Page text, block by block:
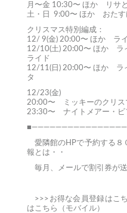
月〜金 10:30〜 ほか リサ
土・日 9:00〜 ほか おたす
クリスマス特別編成：
12/ 9(金) 20:00〜 ほか ラ
12/10(土) 20:00〜 ほか ラ
ライド
12/11(日) 20:00〜 ほか ラ
タ
12/23(金)
20:00〜 ミッキーのクリス
23:30〜 ナイトメアー・ビ
愛隣館のHPで予約する８
報とは・・
毎月、メールで割引券が
>>>お得な会員登録はこち
はこちら（モバイル）